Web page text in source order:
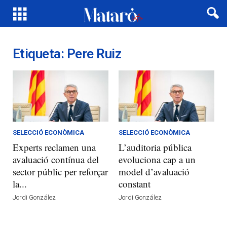
Etiqueta: Pere Ruiz
SELECCIÓ ECONÒMICA
Experts reclamen una
avaluació contínua del
sector públic per reforçar
la...
Jordi González
SELECCIÓ ECONÒMICA
L’auditoria pública
evoluciona cap a un
model d’avaluació
constant
Jordi González